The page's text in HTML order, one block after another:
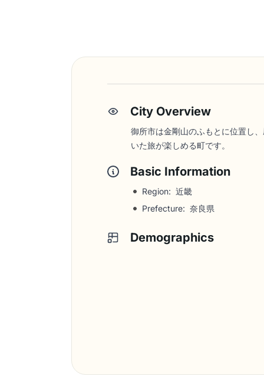
City Overview
御所市は金剛山のふもとに位置し
いた旅が楽しめる町です。
Basic Information
Region: 近畿
Prefecture: 奈良県
Demographics